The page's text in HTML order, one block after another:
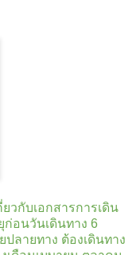
วกับเอกสารการเดิน
ก่อนวันเดินทาง 6
ปลายทาง ต้องเดินทาง